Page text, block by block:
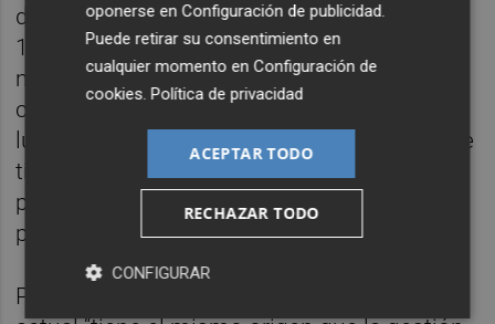
del presente ejercicio alcanzará casi los
16.000 millones de euros con cargo al
modelo de financiación, un 50 % más que
con los gobiernos de
luego reduces los ingresos propios y los que
tienes los destinas a cosas superfluas, no
puedes esperar que nadie venga a salvarte
por gracia o por pena”.
Para el portavoz de Sanidad, la situación
oponerse enConfiguración de publicidad.
Puede retirar su consentimiento en
cualquier momento enConfiguración de
cookies.Política de privacidad
ACEPTAR TODO
RECHAZAR TODO
CONFIGURAR